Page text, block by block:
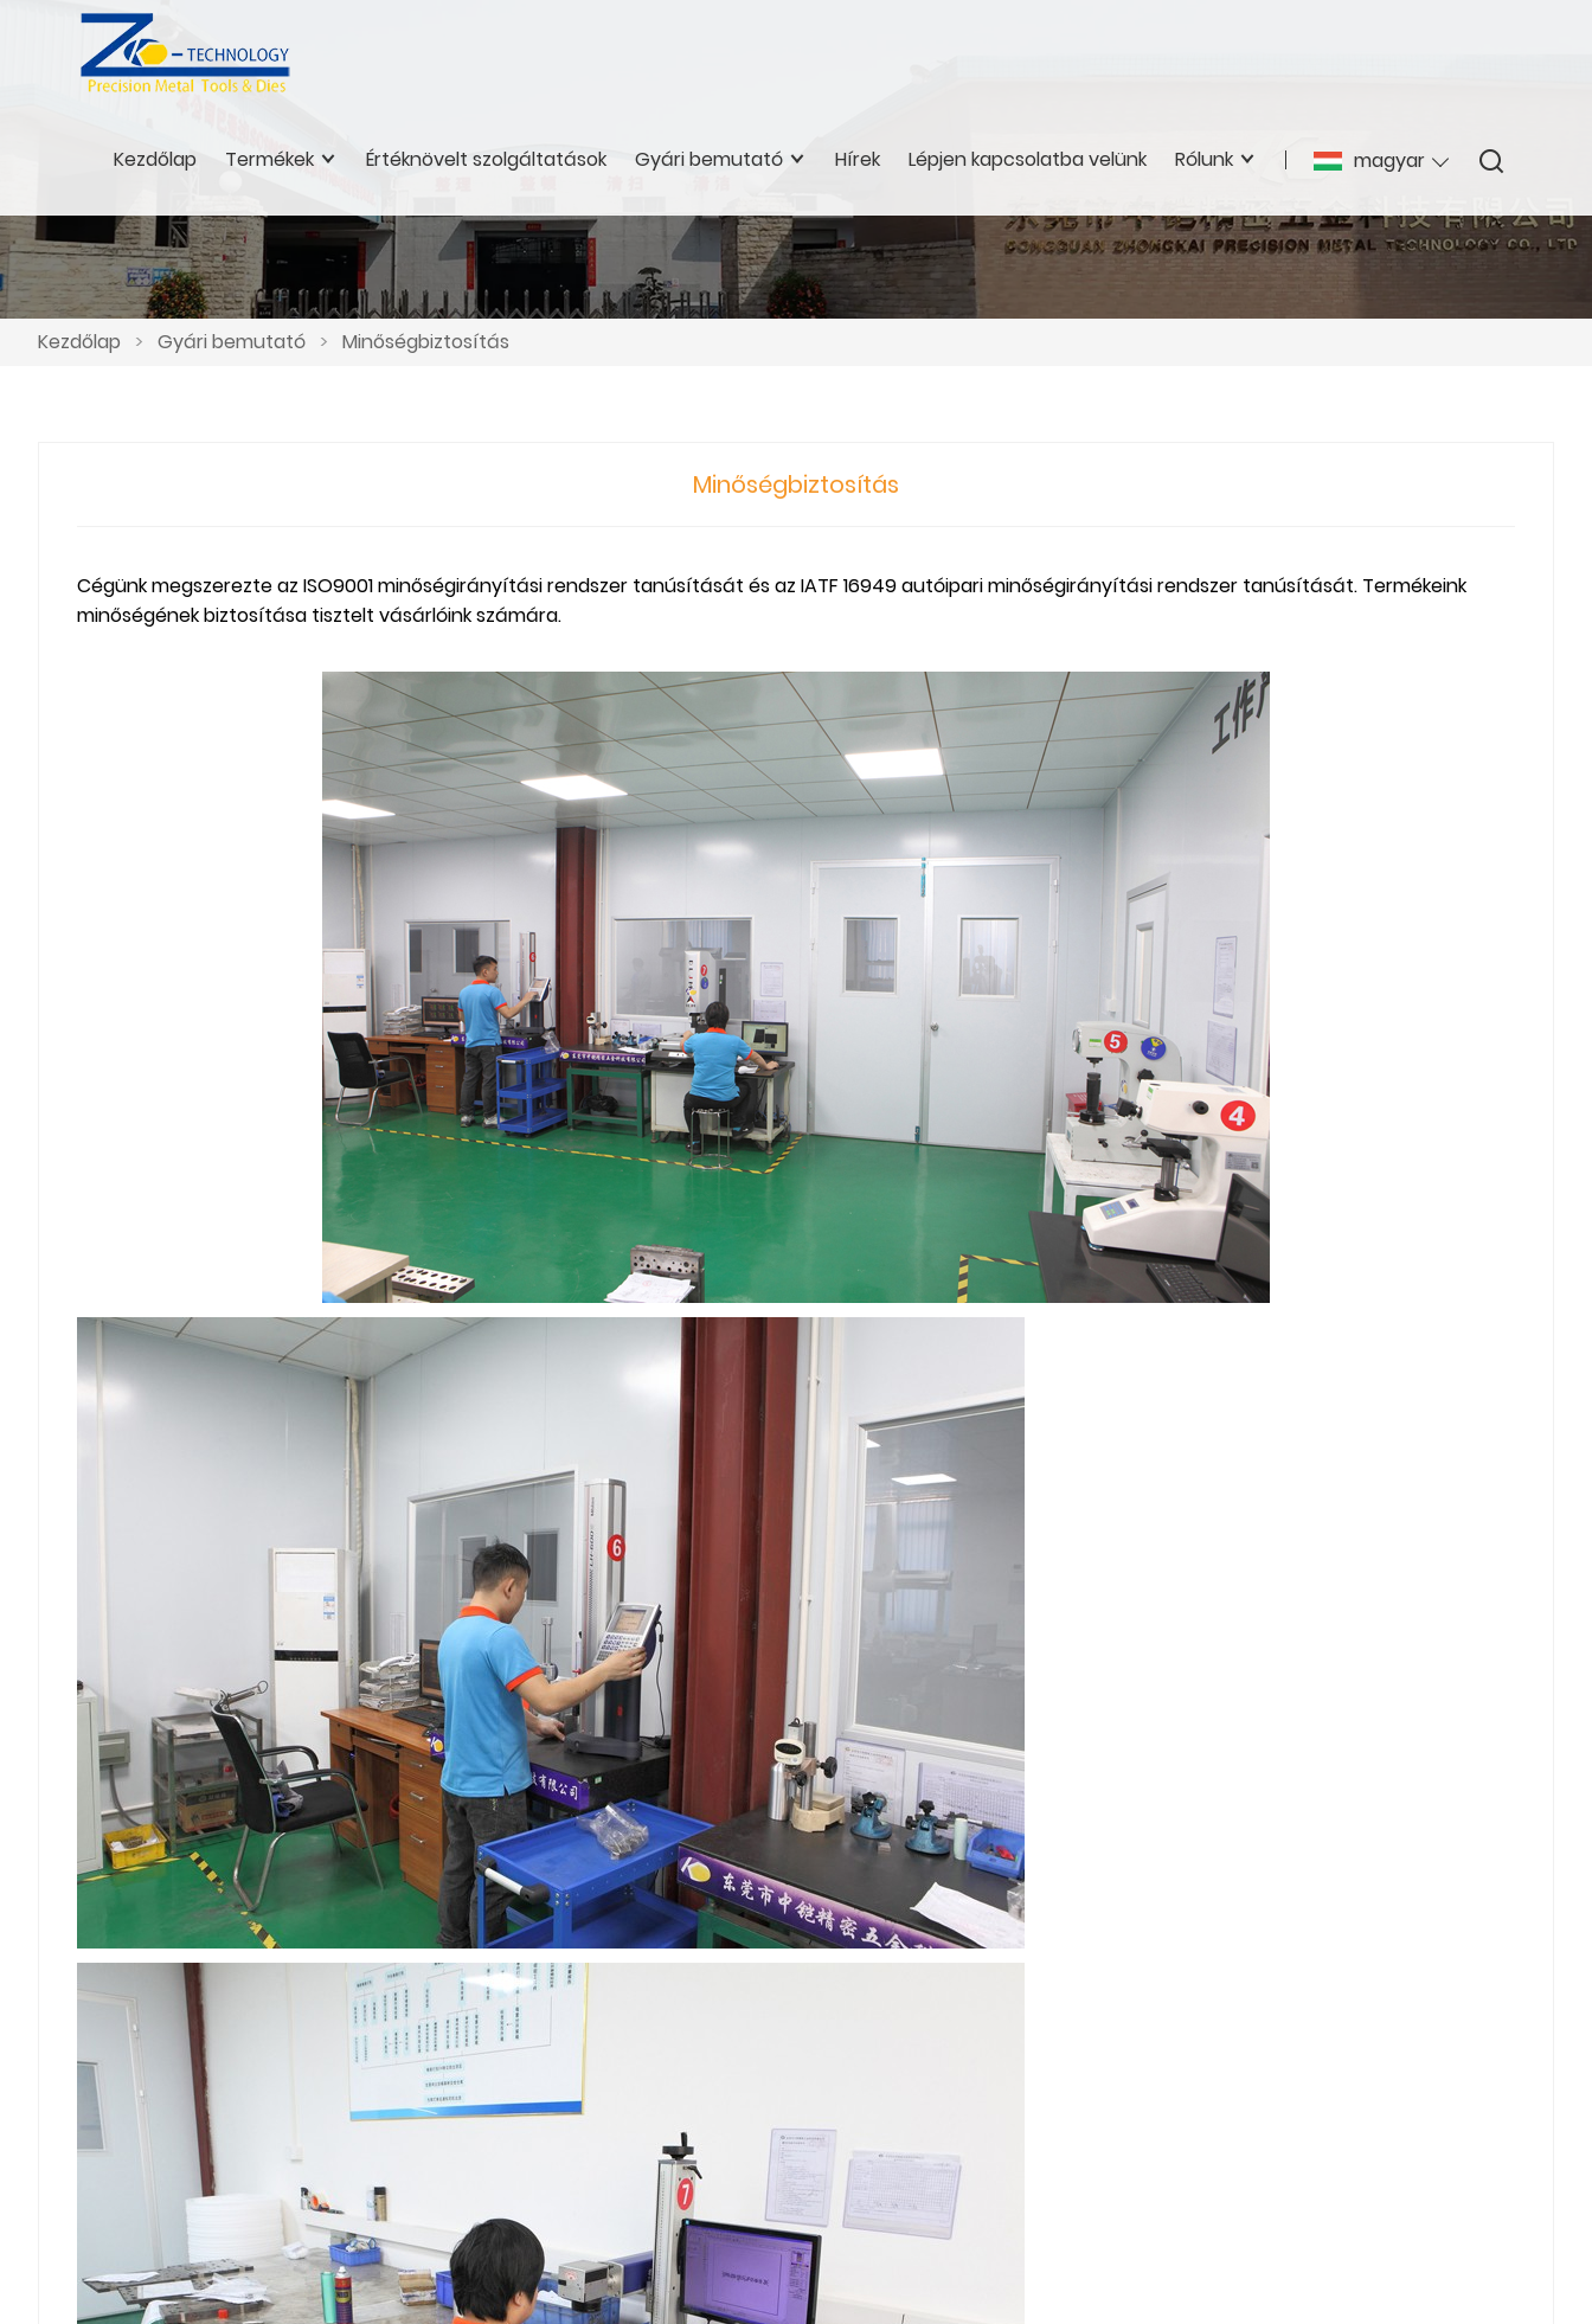
magyar
Kezdőlap Termékek Értéknövelt szolgáltatások Gyári bemutató Hírek Lépjen kapcsolatba velünk Rólunk
Kezdőlap > Gyári bemutató > Minőségbiztosítás
Minőségbiztosítás
Cégünk megszerezte az ISO9001 minőségirányítási rendszer tanúsítását és az IATF 16949 autóipari minőségirányítási rendszer tanúsítását. Termékeink
minőségének biztosítása tisztelt vásárlóink ​​számára.